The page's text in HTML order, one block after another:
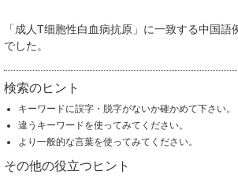
「成人T细胞性白血病抗原」に一致する中国語
でした。
検索のヒント
キーワードに誤字・脱字がないか確かめて下さい。
違うキーワードを使ってみてください。
より一般的な言葉を使ってみてください。
その他の役立つヒント